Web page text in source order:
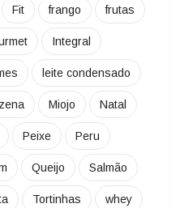
Fit frango frutas
Integral
leite condensado
Miojo Natal
Peixe Peru
Queijo Salmão
Tortinhas whey